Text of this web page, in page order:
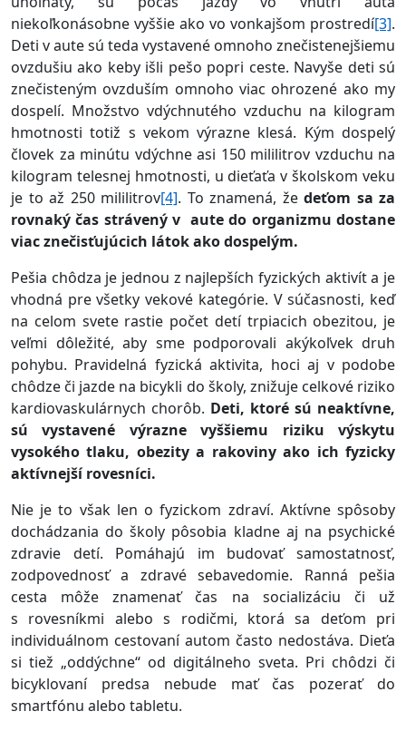
niekoľkonásobne vyššie ako vo vonkajšom prostredí[3].
Deti v aute sú teda vystavené omnoho znečistenejšiemu
ovzdušiu ako keby išli pešo popri ceste. Navyše deti sú
znečisteným ovzduším omnoho viac ohrozené ako my
dospelí. Množstvo vdýchnutého vzduchu na kilogram
hmotnosti totiž s vekom výrazne klesá. Kým dospelý
človek za minútu vdýchne asi 150 mililitrov vzduchu na
kilogram telesnej hmotnosti, u dieťaťa v školskom veku
je to až 250 mililitrov[4]. To znamená, že deťom sa za
rovnaký čas strávený v aute do organizmu dostane
viac znečisťujúcich látok ako dospelým.
Pešia chôdza je jednou z najlepších fyzických aktivít a je
vhodná pre všetky vekové kategórie. V súčasnosti, keď
na celom svete rastie počet detí trpiacich obezitou, je
veľmi dôležité, aby sme podporovali akýkoľvek druh
pohybu. Pravidelná fyzická aktivita, hoci aj v podobe
chôdze či jazde na bicykli do školy, znižuje celkové riziko
kardiovaskulárnych chorôb. Deti, ktoré sú neaktívne,
sú vystavené výrazne vyššiemu riziku výskytu
vysokého tlaku, obezity a rakoviny ako ich fyzicky
aktívnejší rovesníci.
Nie je to však len o fyzickom zdraví. Aktívne spôsoby
dochádzania do školy pôsobia kladne aj na psychické
zdravie detí. Pomáhajú im budovať samostatnosť,
zodpovednosť a zdravé sebavedomie. Ranná pešia
cesta môže znamenať čas na socializáciu či už
s rovesníkmi alebo s rodičmi, ktorá sa deťom pri
individuálnom cestovaní autom často nedostáva. Dieťa
si tiež „oddýchne“ od digitálneho sveta. Pri chôdzi či
bicyklovaní predsa nebude mať čas pozerať do
smartfónu alebo tabletu.